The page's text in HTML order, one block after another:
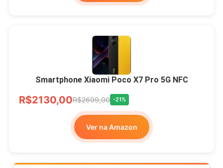
Smartphone Xiaomi Poco X7 Pro 5G NFC
R$2130,00R$2699,00 -21%
Ver na Amazon